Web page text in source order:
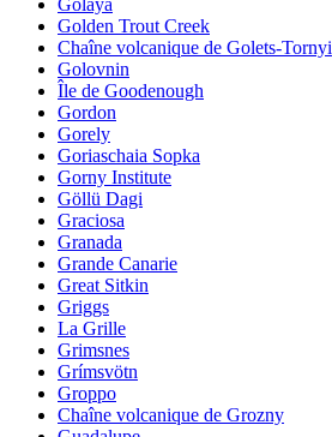
Golden Trout Creek
Chaîne volcanique de Golets-Tornyi
Golovnin
Île de Goodenough
Gordon
Gorely
Goriaschaia Sopka
Gorny Institute
Göllü Dagi
Graciosa
Granada
Grande Canarie
Great Sitkin
Griggs
La Grille
Grimsnes
Grímsvötn
Groppo
Chaîne volcanique de Grozny